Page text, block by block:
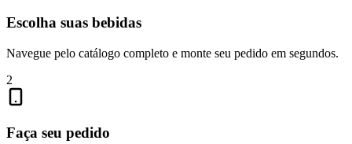
Escolha suas bebidas
Navegue pelo catálogo completo e monte seu pedido em segundos.
2
Faça seu pedido